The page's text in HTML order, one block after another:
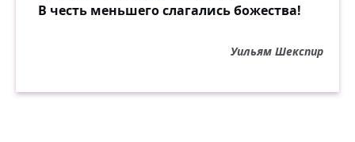
В честь меньшего слагались божества!
Уильям Шекспир